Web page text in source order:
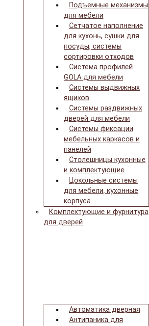
Подъемные механизмы
для мебели
Сетчатое наполнение
для кухонь, сушки для
посуды, системы
сортировки отходов
Система профилей
GOLA для мебели
Системы выдвижных
ящиков
Системы раздвижных
дверей для мебели
Системы фиксации
мебельных каркасов и
панелей
Столешницы кухонные
и комплектующие
Цокольные системы
для мебели, кухонные
корпуса
Комплектующие и фурнитура
для дверей
Автоматика дверная
Антипаника для